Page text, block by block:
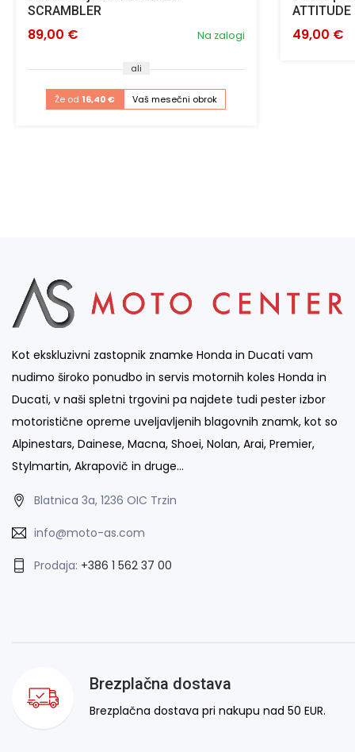
SCRAMBLER
Na zalogi
89,00 €
ali
Že od 16,40 € Vaš mesečni obrok
ATTITUDE
49,00 €
Kot ekskluzivni zastopnik znamke Honda in Ducati vam
nudimo široko ponudbo in servis motornih koles Honda in
Ducati, v naši spletni trgovini pa najdete tudi pester izbor
motoristične opreme uveljavljenih blagovnih znamk, kot so
Alpinestars, Dainese, Macna, Shoei, Nolan, Arai, Premier,
Stylmartin, Akrapovič in druge…
Blatnica 3a, 1236 OIC Trzin
info@moto-as.com
Prodaja: +386 1 562 37 00
Brezplačna dostava
Brezplačna dostava pri nakupu nad 50 EUR.